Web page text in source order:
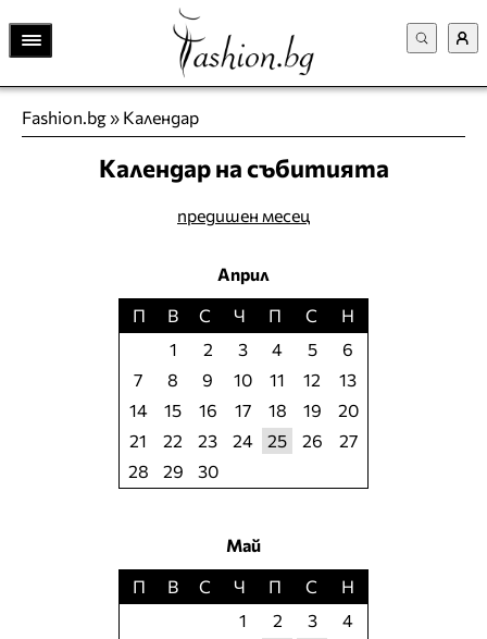
Fashion.bg» Календар
Календар на събитията
предишен месец
Април
П
В С Ч П С
Н
1
2 3 4 5
6
7
8 9 10 11 12
13
14
15 16 17 18 19
20
21
22 23 24 25 26
27
28
29 30
Май
П
В С Ч П С
Н
1
2 3
4